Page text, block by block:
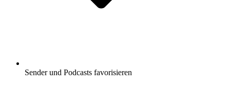
Sender und Podcasts favorisieren